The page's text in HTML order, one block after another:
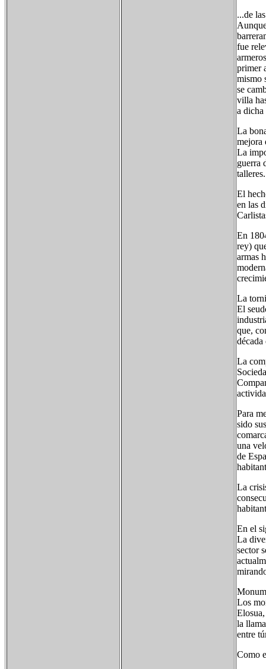
...de
fue
primer
mismo
se
villa
a
La
mejora
La
guerra
talleres.
El
en las
En
rey)
armas
La
El
que,
La
Para
sido
una
de
La
En el
La
sector
Los
la
entre
Como